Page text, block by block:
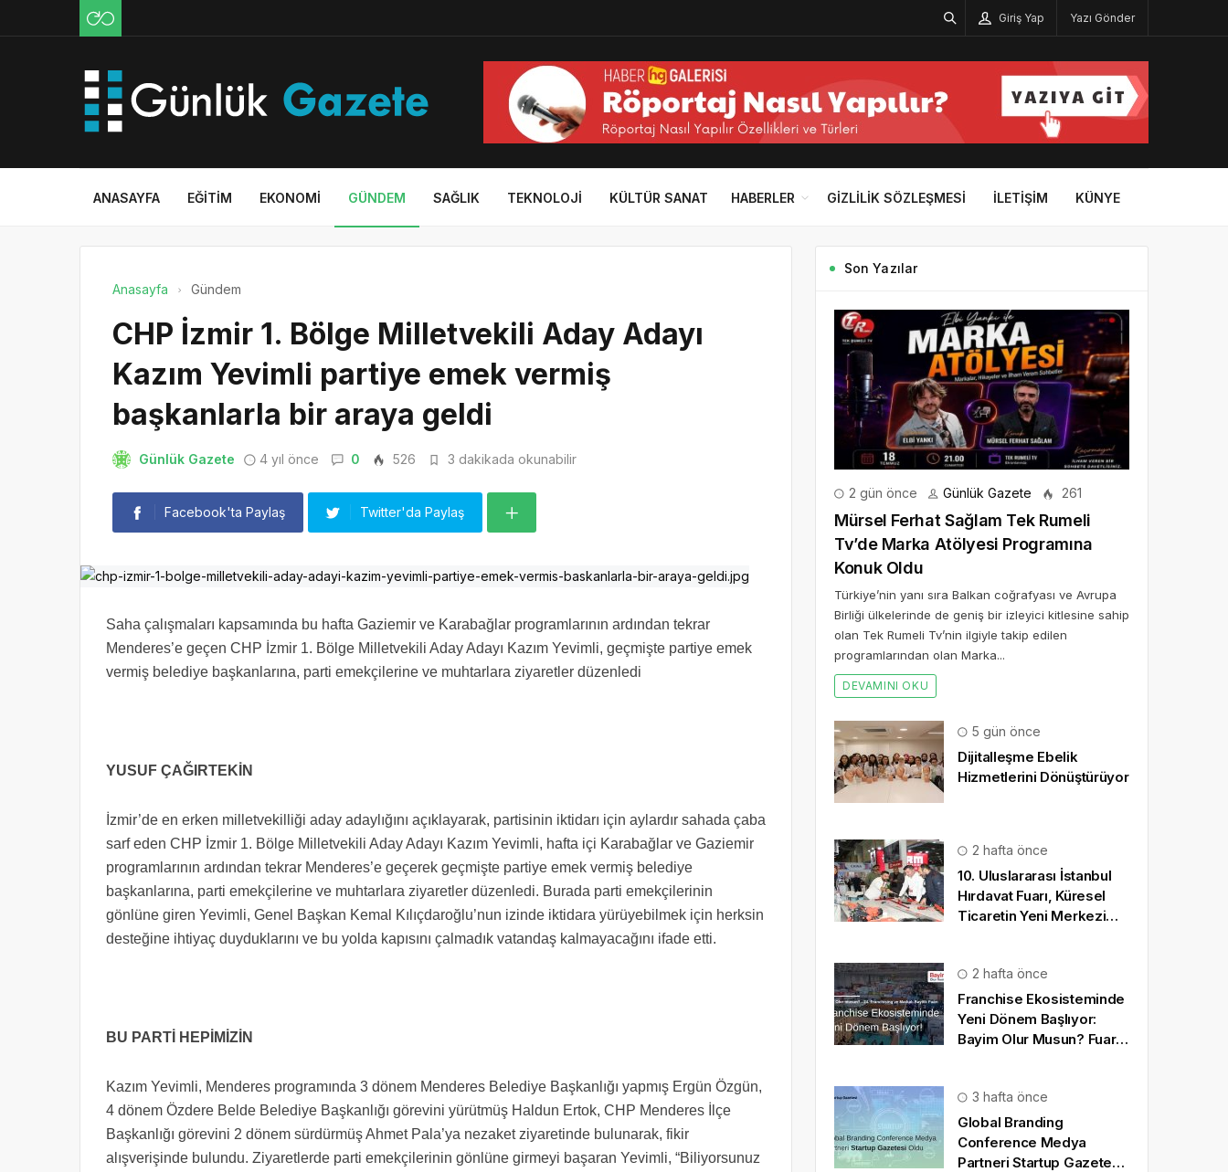
Giriş Yap Yazı Gönder
ANASAYFA EĞITIM EKONOMI GÜNDEM SAĞLIK TEKNOLOJI KÜLTÜR SANAT HABERLER GIZLILIK SÖZLEŞMESI İLETIŞIM KÜNYE
Anasayfa Gündem
CHP İzmir 1. Bölge Milletvekili Aday Adayı
Kazım Yevimli partiye emek vermiş
başkanlarla bir araya geldi
Günlük Gazete 4 yıl önce 0 526 3 dakikada okunabilir
Facebook'ta Paylaş Twitter'da Paylaş
Saha çalışmaları kapsamında bu hafta Gaziemir ve Karabağlar programlarının ardından tekrar
Menderes’e geçen CHP İzmir 1. Bölge Milletvekili Aday Adayı Kazım Yevimli, geçmişte partiye emek
vermiş belediye başkanlarına, parti emekçilerine ve muhtarlara ziyaretler düzenledi
YUSUF ÇAĞIRTEKİN
İzmir’de en erken milletvekilliği aday adaylığını açıklayarak, partisinin iktidarı için aylardır sahada çaba
sarf eden CHP İzmir 1. Bölge Milletvekili Aday Adayı Kazım Yevimli, hafta içi Karabağlar ve Gaziemir
programlarının ardından tekrar Menderes’e geçerek geçmişte partiye emek vermiş belediye
başkanlarına, parti emekçilerine ve muhtarlara ziyaretler düzenledi. Burada parti emekçilerinin
gönlüne giren Yevimli, Genel Başkan Kemal Kılıçdaroğlu’nun izinde iktidara yürüyebilmek için herksin
desteğine ihtiyaç duyduklarını ve bu yolda kapısını çalmadık vatandaş kalmayacağını ifade etti.
BU PARTİ HEPİMİZİN
Kazım Yevimli, Menderes programında 3 dönem Menderes Belediye Başkanlığı yapmış Ergün Özgün,
4 dönem Özdere Belde Belediye Başkanlığı görevini yürütmüş Haldun Ertok, CHP Menderes İlçe
Başkanlığı görevini 2 dönem sürdürmüş Ahmet Pala’ya nezaket ziyaretinde bulunarak, fikir
alışverişinde bulundu. Ziyaretlerde parti emekçilerinin gönlüne girmeyi başaran Yevimli, “Biliyorsunuz
Son Yazılar
2 gün önce Günlük Gazete 261
Mürsel Ferhat Sağlam Tek Rumeli
Tv’de Marka Atölyesi Programına
Konuk Oldu
Türkiye’nin yanı sıra Balkan coğrafyası ve Avrupa
Birliği ülkelerinde de geniş bir izleyici kitlesine sahip
olan Tek Rumeli Tv’nin ilgiyle takip edilen
programlarından olan Marka...
DEVAMINI OKU
5 gün önce
Dijitalleşme Ebelik
Hizmetlerini Dönüştürüyor
2 hafta önce
10. Uluslararası İstanbul
Hırdavat Fuarı, Küresel
Ticaretin Yeni Merkezi
2 hafta önce
Franchise Ekosisteminde
Yeni Dönem Başlıyor:
Bayim Olur Musun? Fuarı
3 hafta önce
Global Branding
Conference Medya
Partneri Startup Gazetesi